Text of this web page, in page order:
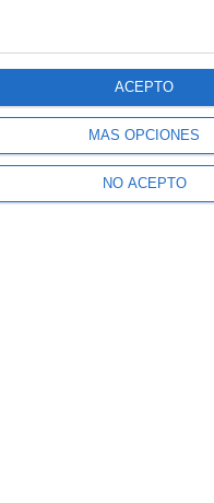
MÁS OPCIONES
NO ACEPTO
ACEPTO
de agradecimiento, por
de nuestro ebook con
universidad